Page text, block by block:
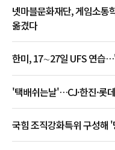
넷마블문화재단, 게임소
옮겼다
한미, 17∼27일 UFS 연습
'택배쉬는날'…CJ·한진·롯
국힘 조직강화특위 구성해